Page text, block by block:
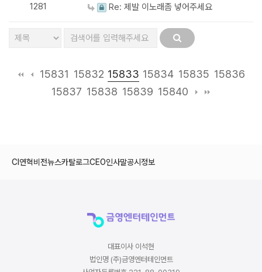
1281 Re: 제발 이노래좀 넣어주세요
15831 15832 15833 15834 15835 15836
15837 15838 15839 15840
CI 연혁비전뉴스카탈로그CEO인사말공시정보
대표이사 이석현
법인명 (주)금영엔터테인먼트